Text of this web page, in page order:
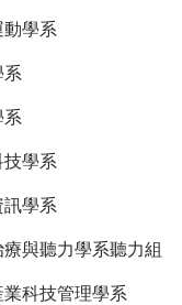
學系
學系
學系
與聽力學系聽力組
科技管理學系